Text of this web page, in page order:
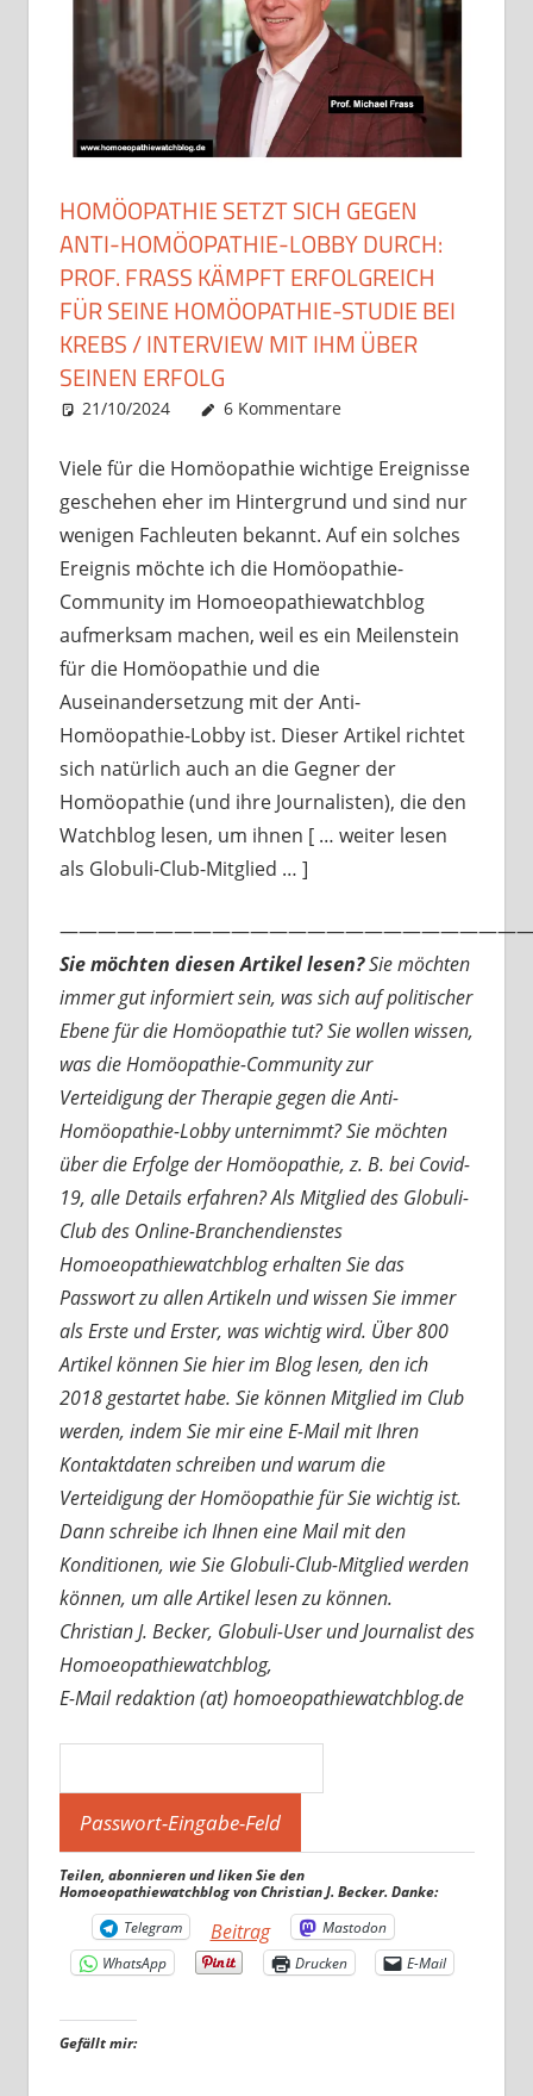
HOMÖOPATHIE SETZT SICH GEGEN
ANTI-HOMÖOPATHIE-LOBBY DURCH:
PROF. FRASS KÄMPFT ERFOLGREICH
FÜR SEINE HOMÖOPATHIE-STUDIE BEI
KREBS / INTERVIEW MIT IHM ÜBER
SEINEN ERFOLG
21/10/2024 Christian J. Becker
Allgemein
6 Kommentare
Viele für die Homöopathie wichtige Ereignisse
geschehen eher im Hintergrund und sind nur
wenigen Fachleuten bekannt. Auf ein solches
Ereignis möchte ich die Homöopathie-
Community im Homoeopathiewatchblog
aufmerksam machen, weil es ein Meilenstein
für die Homöopathie und die
Auseinandersetzung mit der Anti-
Homöopathie-Lobby ist. Dieser Artikel richtet
sich natürlich auch an die Gegner der
Homöopathie (und ihre Journalisten), die den
Watchblog lesen, um ihnen [ … weiter lesen
als Globuli-Club-Mitglied … ]
Sie möchten diesen Artikel lesen?Sie möchten
immer gut informiert sein, was sich auf politischer
Ebene für die Homöopathie tut? Sie wollen wissen,
was die Homöopathie-Community zur
Verteidigung der Therapie gegen die Anti-
Homöopathie-Lobby unternimmt? Sie möchten
über die Erfolge der Homöopathie, z. B. bei Covid-
19, alle Details erfahren? Als Mitglied des Globuli-
Club des Online-Branchendienstes
Homoeopathiewatchblog erhalten Sie das
Passwort zu allen Artikeln und wissen Sie immer
als Erste und Erster, was wichtig wird. Über 800
Artikel können Sie hier im Blog lesen, den ich
2018 gestartet habe. Sie können Mitglied im Club
werden, indem Sie mir eine E-Mail mit Ihren
Kontaktdaten schreiben und warum die
Verteidigung der Homöopathie für Sie wichtig ist.
Dann schreibe ich Ihnen eine Mail mit den
Konditionen, wie Sie Globuli-Club-Mitglied werden
können, um alle Artikel lesen zu können.
Christian J. Becker, Globuli-User und Journalist des
Homoeopathiewatchblog,
E-Mail redaktion (at) homoeopathiewatchblog.de
Teilen, abonnieren und liken Sie den
Homoeopathiewatchblog von Christian J. Becker. Danke:
Telegram
Beitrag
Mastodon
WhatsApp
Drucken E-Mail
Gefällt mir: